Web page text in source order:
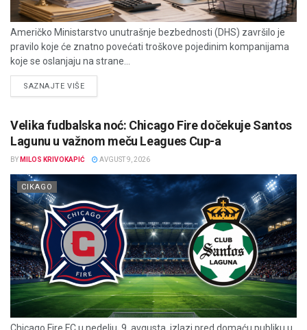
Američko Ministarstvo unutrašnje bezbednosti (DHS) završilo je
pravilo koje će znatno povećati troškove pojedinim kompanijama
koje se oslanjaju na strane...
SAZNAJTE VIŠEDETAILS
Velika fudbalska noć: Chicago Fire dočekuje Santos
Lagunu u važnom meču Leagues Cup-a
BY MILOS KRIVOKAPIĆ AVGUST 9, 2026
CIKAGO